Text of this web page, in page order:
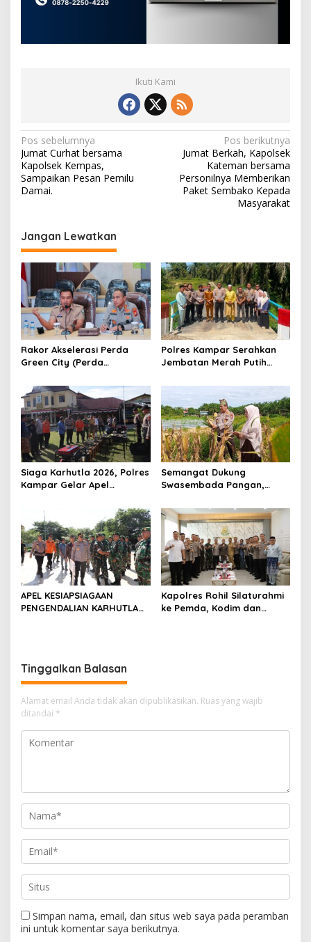
Ikuti Kami
N
a
v
a
s
i
p
o
s
Pos sebelumnya
Jumat Curhat bersama
Kapolsek Kempas,
Sampaikan Pesan Pemilu
Damai.
Pos berikutnya
Jumat Berkah, Kapolsek
Kateman bersama
Personilnya Memberikan
Paket Sembako Kepada
Masyarakat
Jangan Lewatkan
Rakor Akselerasi Perda
Green City (Perda
Pekanbaru Bersama Dinas
Lingkungan Hidup Kota
Pekanbaru dan Tim Pakar
Polres Kampar Serahkan
Jembatan Merah Putih
Warga Pulau Jambu Kuok
Siaga Karhutla 2026, Polres
Kampar Gelar Apel
Terkait
Semangat Dukung
Swasembada Pangan,
Langsung Panen Jagung di
Sendayan
APEL KESIAPSIAGAAN
PENGENDALIAN KARHUTLA
NINO
Kapolres Rohil Silaturahmi
ke Pemda, Kodim dan
Tinggalkan Balasan
Alamat email Anda tidak akan dipublikasikan. Ruas yang wajib
ditandai *
Simpan nama, email, dan situs web saya pada peramban
ini untuk komentar saya berikutnya.